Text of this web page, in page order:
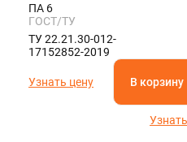
ПА 6
ГОСТ/ТУ
ТУ 22.21.30-012-
17152852-2019
Узнать цену В корзину